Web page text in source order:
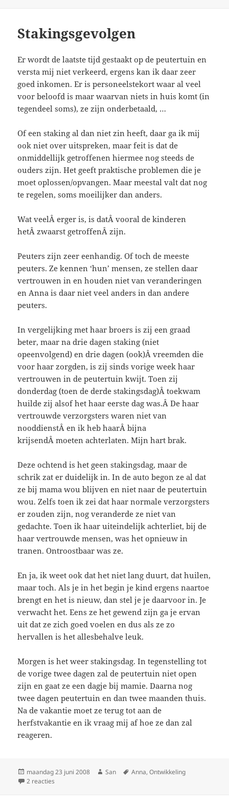
Stakingsgevolgen
Er wordt de laatste tijd gestaakt op de peutertuin en
versta mij niet verkeerd, ergens kan ik daar zeer
goed inkomen. Er is personeelstekort waar al veel
voor beloofd is maar waarvan niets in huis komt (in
tegendeel soms), ze zijn onderbetaald, …
Of een staking al dan niet zin heeft, daar ga ik mij
ook niet over uitspreken, maar feit is dat de
onmiddellijk getroffenen hiermee nog steeds de
ouders zijn. Het geeft praktische problemen die je
moet oplossen/opvangen. Maar meestal valt dat nog
te regelen, soms moeilijker dan anders.
Wat veelÂ erger is, is datÂ vooral de kinderen
hetÂ zwaarst getroffenÂ zijn.
Peuters zijn zeer eenhandig. Of toch de meeste
peuters. Ze kennen ‘hun’ mensen, ze stellen daar
vertrouwen in en houden niet van veranderingen
en Anna is daar niet veel anders in dan andere
peuters.
In vergelijking met haar broers is zij een graad
beter, maar na drie dagen staking (niet
opeenvolgend) en drie dagen (ook)Â vreemden die
voor haar zorgden, is zij sinds vorige week haar
vertrouwen in de peutertuin kwijt. Toen zij
donderdag (toen de derde stakingsdag)Â toekwam
huilde zij alsof het haar eerste dag was.Â De haar
vertrouwde verzorgsters waren niet van
nooddienstÂ en ik heb haarÂ bijna
krijsendÂ moeten achterlaten. Mijn hart brak.
Deze ochtend is het geen stakingsdag, maar de
schrik zat er duidelijk in. In de auto begon ze al dat
ze bij mama wou blijven en niet naar de peutertuin
wou. Zelfs toen ik zei dat haar normale verzorgsters
er zouden zijn, nog veranderde ze niet van
gedachte. Toen ik haar uiteindelijk achterliet, bij de
haar vertrouwde mensen, was het opnieuw in
tranen. Ontroostbaar was ze.
En ja, ik weet ook dat het niet lang duurt, dat huilen,
maar toch. Als je in het begin je kind ergens naartoe
brengt en het is nieuw, dan stel je je daarvoor in. Je
verwacht het. Eens ze het gewend zijn ga je ervan
uit dat ze zich goed voelen en dus als ze zo
hervallen is het allesbehalve leuk.
Morgen is het weer stakingsdag. In tegenstelling tot
de vorige twee dagen zal de peutertuin niet open
zijn en gaat ze een dagje bij mamie. Daarna nog
twee dagen peutertuin en dan twee maanden thuis.
Na de vakantie moet ze terug tot aan de
herfstvakantie en ik vraag mij af hoe ze dan zal
reageren.
Geplaatst
op
maandag 23 juni 2008 Auteur
San Tags
Anna,Ontwikkeling
2 reacties